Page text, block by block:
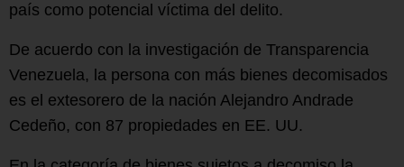
país como potencial víctima del delito.
De acuerdo con la investigación de Transparencia
Venezuela, la persona con más bienes decomisados
es el extesorero de la nación Alejandro Andrade
Cedeño, con 87 propiedades en EE. UU.